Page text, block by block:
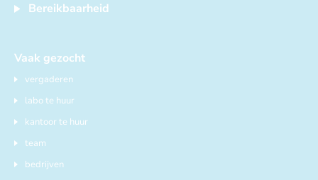
Bereikbaarheid
Vaak gezocht
vergaderen
labo te huur
kantoor te huur
team
bedrijven